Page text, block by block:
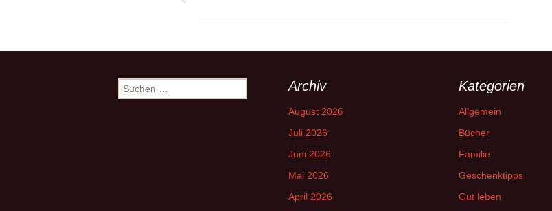
Suchen
nach:
Archiv
August 2026
Juli 2026
Juni 2026
Mai 2026
April 2026
Kategorien
Allgemein
Bücher
Familie
Geschenktipps
Gut leben